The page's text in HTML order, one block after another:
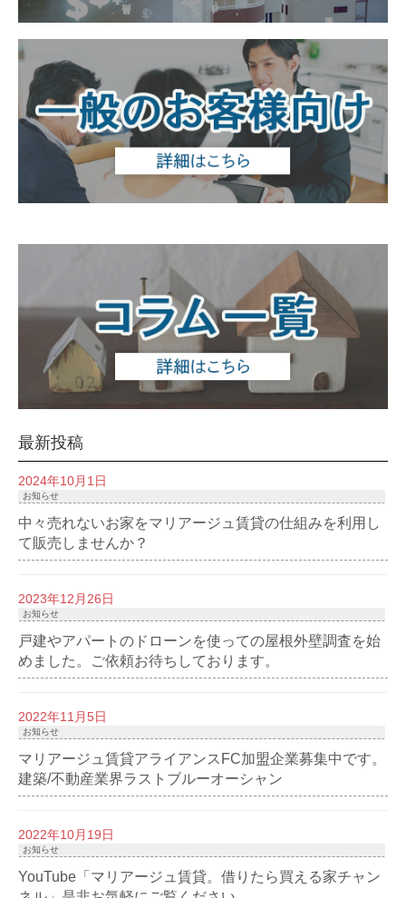
最新投稿
2024年10月1日
お知らせ
中々売れないお家をマリアージュ賃貸の仕組みを利用し
て販売しませんか？
2023年12月26日
お知らせ
戸建やアパートのドローンを使っての屋根外壁調査を始
めました。ご依頼お待ちしております。
2022年11月5日
お知らせ
マリアージュ賃貸アライアンスFC加盟企業募集中です。
建築/不動産業界ラストブルーオーシャン
2022年10月19日
お知らせ
YouTube「マリアージュ賃貸。借りたら買える家チャン